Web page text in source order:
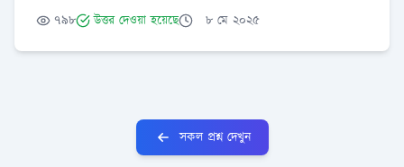
৭৯৮ উত্তর দেওয়া হয়েছে ৮ মে ২০২৫
সকল প্রশ্ন দেখুন